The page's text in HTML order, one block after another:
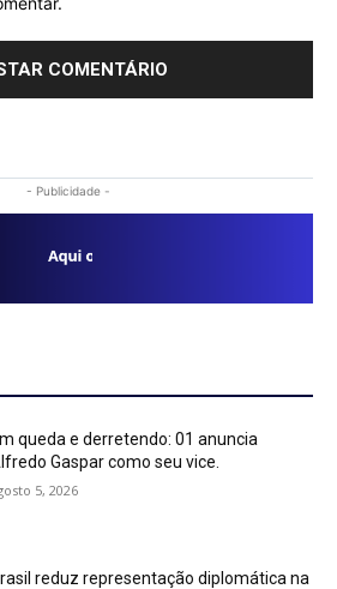
- Publicidade -
queda e derretendo: 01 anuncia
Gaspar como seu vice.
5, 2026
reduz representação diplomática na